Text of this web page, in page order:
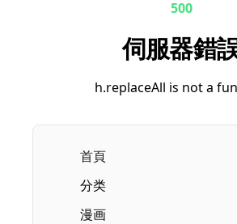
500
伺服器錯
h.replaceAll is not a
Current page:
首頁
分类
漫画